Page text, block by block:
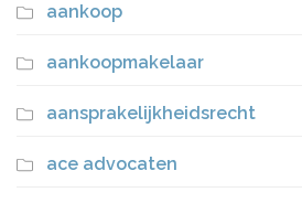
aankoop
aankoopmakelaar
aansprakelijkheidsrecht
ace advocaten